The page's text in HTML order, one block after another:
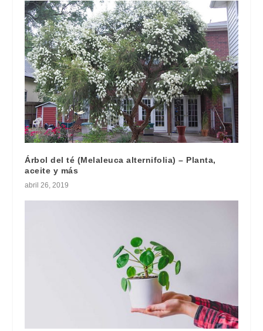
Árbol del té (Melaleuca alternifolia) – Planta,
aceite y más
abril 26, 2019